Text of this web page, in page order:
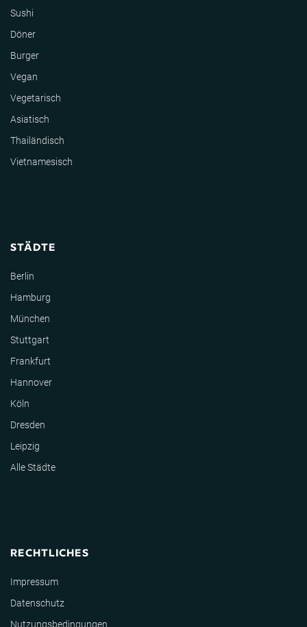
Sushi
Döner
Burger
Vegan
Vegetarisch
Asiatisch
Thailändisch
Vietnamesisch
STÄDTE
Berlin
Hamburg
München
Stuttgart
Frankfurt
Hannover
Köln
Dresden
Leipzig
Alle Städte
RECHTLICHES
Impressum
Datenschutz
Nutzungsbedingungen